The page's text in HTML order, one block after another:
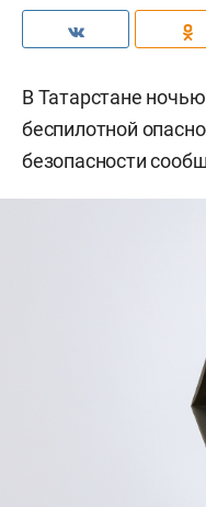
В Татарстане
беспилотной
безопасности